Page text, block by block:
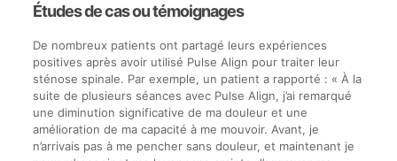
Études de cas ou témoignages
De nombreux patients ont partagé leurs expériences
positives après avoir utilisé Pulse Align pour traiter leur
sténose spinale. Par exemple, un patient a rapporté : « À la
suite de plusieurs séances avec Pulse Align, j’ai remarqué
une diminution significative de ma douleur et une
amélioration de ma capacité à me mouvoir. Avant, je
n’arrivais pas à me pencher sans douleur, et maintenant je